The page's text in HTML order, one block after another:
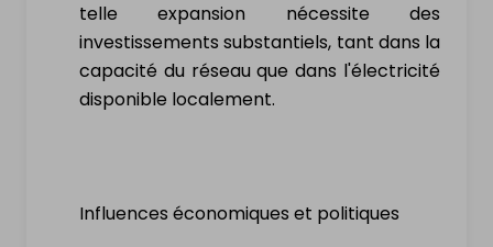
telle expansion nécessite des
investissements substantiels, tant dans la
capacité du réseau que dans l'électricité
disponible localement.
Influences économiques et politiques